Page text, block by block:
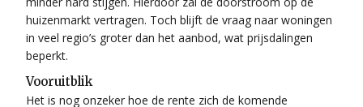
huizenmarkt vertragen. Toch blijft de vraag naar woningen
in veel regio’s groter dan het aanbod, wat prijsdalingen
beperkt.
Vooruitblik
Het is nog onzeker hoe de rente zich de komende